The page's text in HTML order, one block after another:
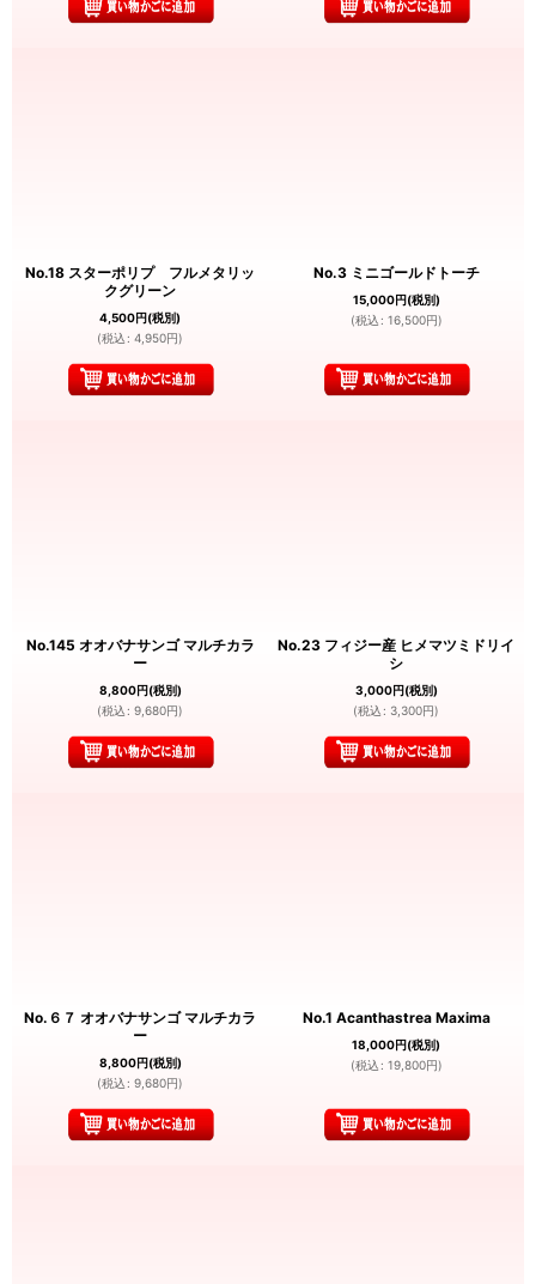
No.18 スターポリプ フルメタリッ
クグリーン
4,500円(税別)
(税込 : 4,950円)
No.3 ミニゴールドトーチ
15,000円(税別)
(税込 : 16,500円)
No.145 オオバナサンゴ マルチカラ
ー
8,800円(税別)
(税込 : 9,680円)
No.23 フィジー産 ヒメマツミドリイ
シ
3,000円(税別)
(税込 : 3,300円)
No.６７ オオバナサンゴ マルチカラ
ー
8,800円(税別)
(税込 : 9,680円)
No.1 Acanthastrea Maxima
18,000円(税別)
(税込 : 19,800円)